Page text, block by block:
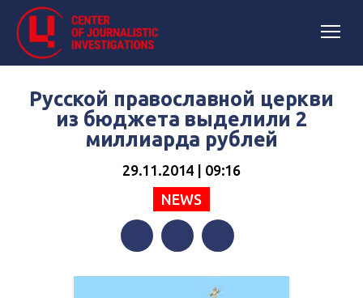
Русской православной церкви
из бюджета выделили 2
миллиарда рублей
29.11.2014 | 09:16
NEWS